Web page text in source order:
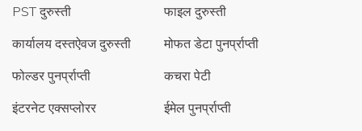
PST दुरुस्ती
फाइल दुरुस्ती
कार्यालय दस्तऐवज दुरुस्ती
मोफत डेटा पुनर्प्राप्ती
फोल्डर पुनर्प्राप्ती
कचरा पेटी
इंटरनेट एक्सप्लोरर
ईमेल पुनर्प्राप्ती